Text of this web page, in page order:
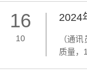
制造
2024
（通
质量，
16
10